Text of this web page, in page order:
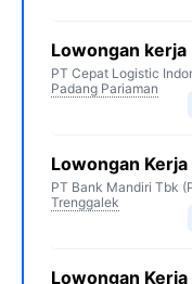
Lowongan kerja
PT Cepat Logistic
Padang Pariaman
Lowongan
PT Bank Mandiri Tbk
Trenggalek
Lowongan